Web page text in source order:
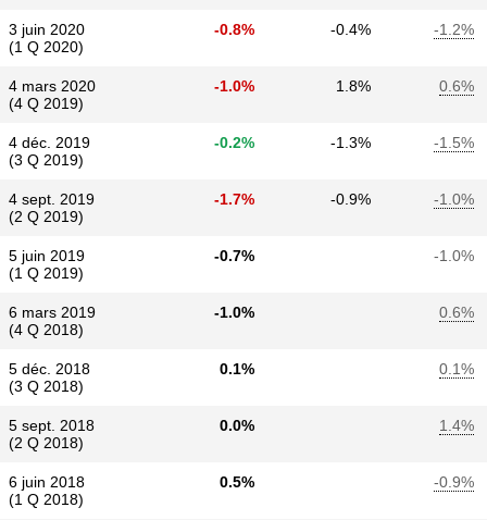
3 juin 2020
(1 Q 2020)
-0.8% -0.4% -1.2%
4 mars 2020
(4 Q 2019)
-1.0% 1.8% 0.6%
4 déc. 2019
(3 Q 2019)
-0.2% -1.3% -1.5%
4 sept. 2019
(2 Q 2019)
-1.7% -0.9% -1.0%
5 juin 2019
(1 Q 2019)
-0.7% -1.0%
6 mars 2019
(4 Q 2018)
-1.0% 0.6%
5 déc. 2018
(3 Q 2018)
0.1% 0.1%
5 sept. 2018
(2 Q 2018)
0.0% 1.4%
6 juin 2018
(1 Q 2018)
0.5% -0.9%